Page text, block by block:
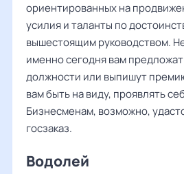
ориентированных на
усилия и таланты по
вышестоящим руководством.
именно сегодня вам
должности или выпишут
вам быть на виду, проявлять
Бизнесменам, возможно,
госзаказ.
Водолей